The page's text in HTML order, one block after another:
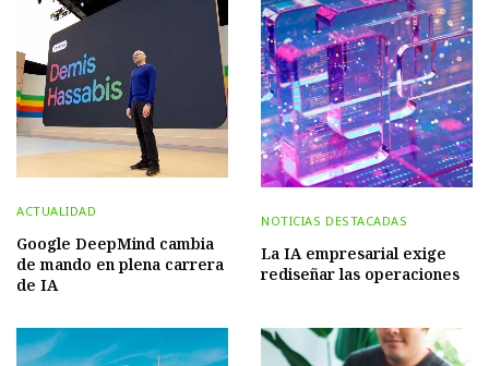
ACTUALIDAD
Google DeepMind cambia
de mando en plena carrera
de IA
NOTICIAS DESTACADAS
La IA empresarial exige
rediseñar las operaciones